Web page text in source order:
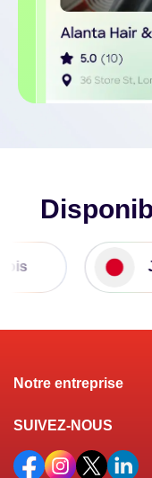
Notre entreprise
SUIVEZ-NOUS